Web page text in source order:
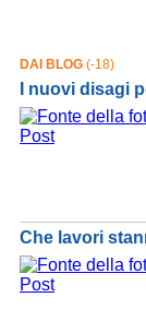
DAI BLOG (-18)
I nuovi disagi
Che lavori